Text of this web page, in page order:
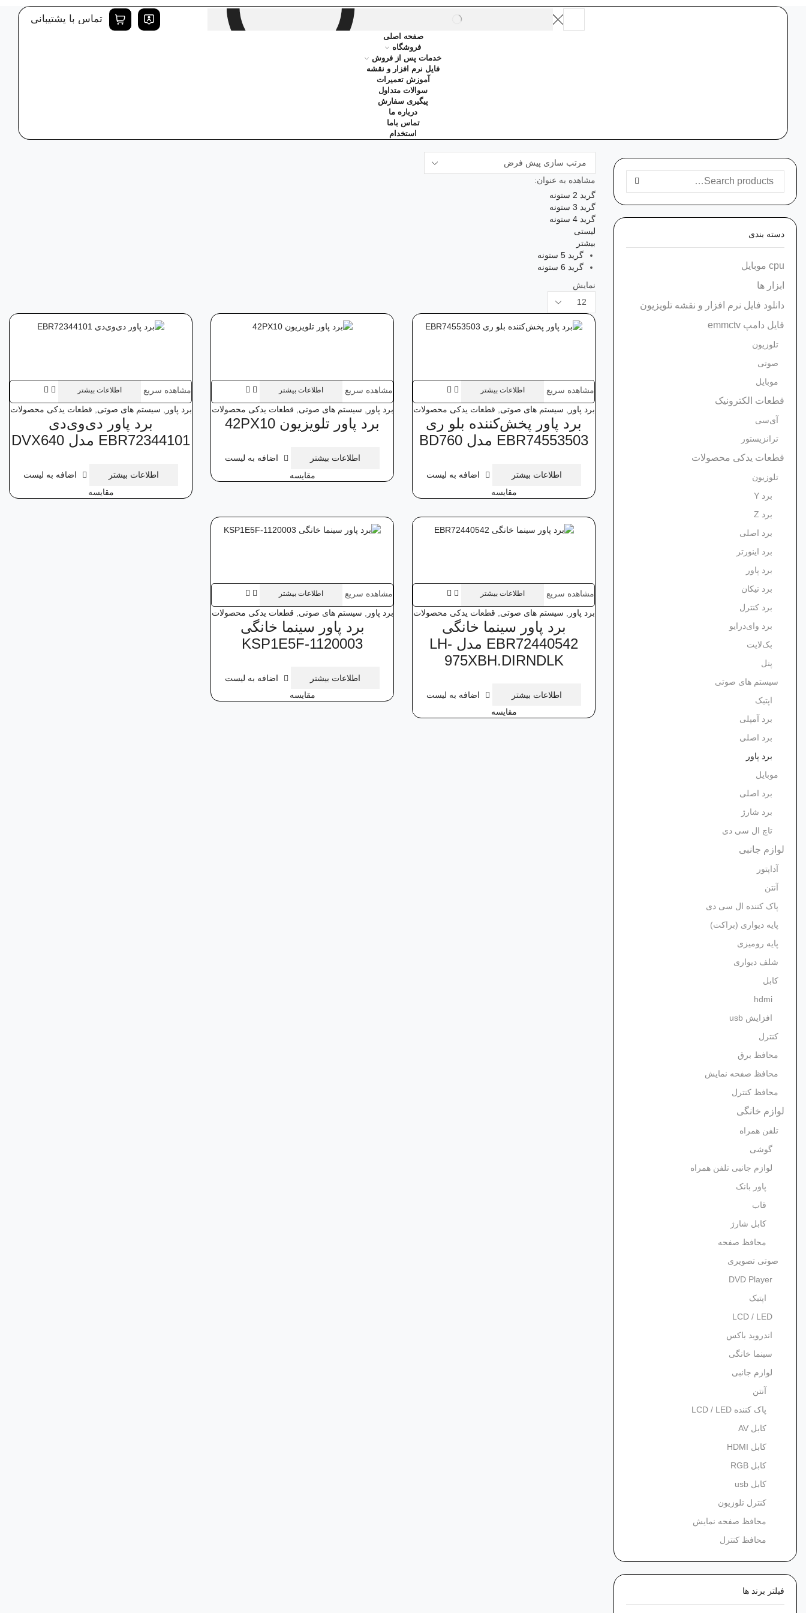
Search
SEARCH تماس با پشتیبانی
صفحه اصلی
فروشگاه
خدمات پس از فروش
فایل نرم افزار و نقشه
آموزش تعمیرات
سوالات متداول
پیگیری سفارش
درباره ما
تماس باما
استخدام
مشاهده به عنوان:
گرید 2 ستونه
گرید 3 ستونه
گرید 4 ستونه
لیستی
بیشتر
گرید 5 ستونه
گرید 6 ستونه
نمایش
محصولات
هر
صفحه
مشاهده سریع اطلاعات بیشتر
برد پاور سیستم های صوتی قطعات یدکی محصولات
برد پاور پخش‌کننده بلو‌ ری
EBR74553503 مدل BD760
اطلاعات بیشتر
اضافه به لیست
مقایسه
مشاهده سریع اطلاعات بیشتر
برد پاور سیستم های صوتی قطعات یدکی محصولات
برد پاور تلویزیون 42PX10
اطلاعات بیشتر
اضافه به لیست
مقایسه
مشاهده سریع اطلاعات بیشتر
برد پاور سیستم های صوتی قطعات یدکی محصولات
برد پاور دی‌وی‌دی
EBR72344101‌ مدل DVX640
اطلاعات بیشتر
اضافه به لیست
مقایسه
مشاهده سریع اطلاعات بیشتر
برد پاور سیستم های صوتی قطعات یدکی محصولات
برد پاور سینما خانگی
EBR72440542 مدل LH-
975XBH.DIRNDLK
اطلاعات بیشتر
اضافه به لیست
مقایسه
مشاهده سریع اطلاعات بیشتر
برد پاور سیستم های صوتی قطعات یدکی محصولات
برد پاور سینما خانگی
KSP1E5F-1120003
اطلاعات بیشتر
اضافه به لیست
مقایسه
جستجو برای: SEARCH
دسته‌ بندی
cpu موبایل
ابزار ها
دانلود فایل نرم افزار و نقشه تلویزیون
فایل دامپ emmctv
تلوزیون
صوتی
موبایل
قطعات الکترونیک
آی‌سی
ترانزیستور
قطعات یدکی محصولات
تلوزیون
برد Y
برد Z
برد اصلی
برد اینورتر
برد پاور
برد تیکان
برد کنترل
برد وای‌درایو
بک‌لایت
پنل
سیستم های صوتی
اپتیک
برد آمپلی
برد اصلی
برد پاور
موبایل
برد اصلی
برد شارژ
تاچ ال سی دی
لوازم جانبی
آداپتور
آنتن
پاک کننده ال سی دی
پایه دیواری (براکت)
پایه رومیزی
شلف دیواری
کابل
hdmi
افزایش usb
کنترل
محافظ برق
محافظ صفحه نمایش
محافظ کنترل
لوازم خانگی
تلفن همراه
گوشی
لوازم جانبی تلفن همراه
پاور بانک
قاب
کابل شارژ
محافظ صفحه
صوتی تصویری
DVD Player
اپتیک
LCD / LED
اندروید باکس
سینما خانگی
لوازم جانبی
آنتن
پاک کننده LCD / LED
کابل AV
کابل HDMI
کابل RGB
کابل usb
کنترل تلوزیون
محافظ صفحه نمایش
محافظ کنترل
فیلتر برند ها